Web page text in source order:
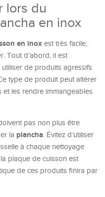
lors du
en inox
en inox est très facile,
Tout d’abord, il est
de produits agressifs
type de produit peut altérer
les rendre immangeables
pas non plus être
la plancha. Évitez d’utiliser
à chaque nettoyage.
plaque de cuisson est
de ces produits finira par